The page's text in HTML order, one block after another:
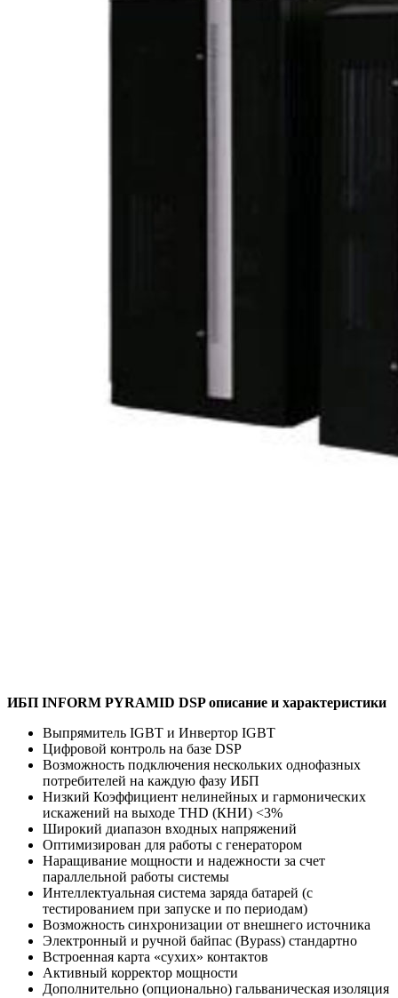
ИБП INFORM PYRAMID DSP описание и характеристики
Выпрямитель IGBT и Инвертор IGBT
Цифровой контроль на базе DSP
Возможность подключения нескольких однофазных
потребителей на каждую фазу ИБП
Низкий Коэффициент нелинейных и гармонических
искажений на выходе THD (КНИ) <3%
Широкий диапазон входных напряжений
Оптимизирован для работы с генератором
Наращивание мощности и надежности за счет
параллельной работы системы
Интеллектуальная система заряда батарей (с
тестированием при запуске и по периодам)
Возможность синхронизации от внешнего источника
Электронный и ручной байпас (Bypass) стандартно
Встроенная карта «сухих» контактов
Активный корректор мощности
Дополнительно (опционально) гальваническая изоляция